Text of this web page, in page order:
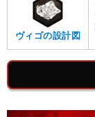
ヴィゴの設計図